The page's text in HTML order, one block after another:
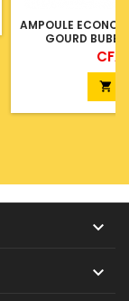
AMPOULE
GOURD
Price


